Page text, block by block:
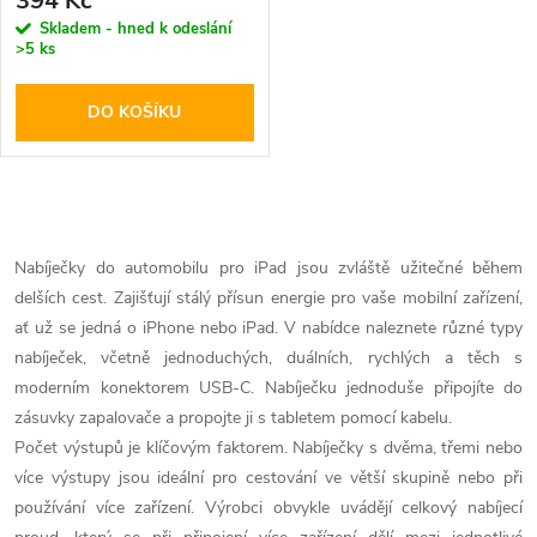
r
o
d
k
t
ů
r
o
d
k
t
ů
Skladem - hned k odeslání
>5 ks
DO KOŠÍKU
v
l
á
d
a
c
Nabíječky do automobilu pro iPad jsou zvláště užitečné během
delších cest. Zajišťují stálý přísun energie pro vaše mobilní zařízení,
ať už se jedná o iPhone nebo iPad. V nabídce naleznete různé typy
nabíječek, včetně jednoduchých, duálních, rychlých a těch s
moderním konektorem USB-C. Nabíječku jednoduše připojíte do
zásuvky zapalovače a propojte ji s tabletem pomocí kabelu.
Počet výstupů je klíčovým faktorem. Nabíječky s dvěma, třemi nebo
více výstupy jsou ideální pro cestování ve větší skupině nebo při
používání více zařízení. Výrobci obvykle uvádějí celkový nabíjecí